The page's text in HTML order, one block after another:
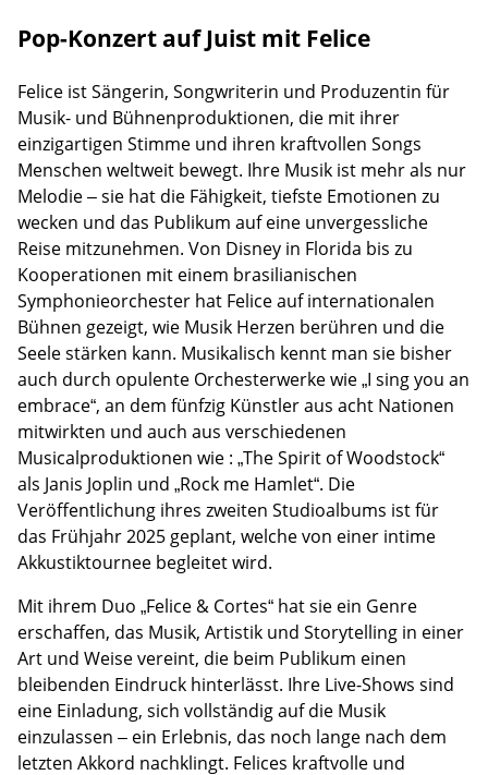
Pop-Konzert auf Juist mit Felice
Felice ist Sängerin, Songwriterin und Produzentin für
Musik- und Bühnenproduktionen, die mit ihrer
einzigartigen Stimme und ihren kraftvollen Songs
Menschen weltweit bewegt. Ihre Musik ist mehr als nur
Melodie – sie hat die Fähigkeit, tiefste Emotionen zu
wecken und das Publikum auf eine unvergessliche
Reise mitzunehmen. Von Disney in Florida bis zu
Kooperationen mit einem brasilianischen
Symphonieorchester hat Felice auf internationalen
Bühnen gezeigt, wie Musik Herzen berühren und die
Seele stärken kann. Musikalisch kennt man sie bisher
auch durch opulente Orchesterwerke wie „I sing you an
embrace“, an dem fünfzig Künstler aus acht Nationen
mitwirkten und auch aus verschiedenen
Musicalproduktionen wie : „The Spirit of Woodstock“
als Janis Joplin und „Rock me Hamlet“. Die
Veröffentlichung ihres zweiten Studioalbums ist für
das Frühjahr 2025 geplant, welche von einer intime
Akkustiktournee begleitet wird.
Mit ihrem Duo „Felice & Cortes“ hat sie ein Genre
erschaffen, das Musik, Artistik und Storytelling in einer
Art und Weise vereint, die beim Publikum einen
bleibenden Eindruck hinterlässt. Ihre Live-Shows sind
eine Einladung, sich vollständig auf die Musik
einzulassen – ein Erlebnis, das noch lange nach dem
letzten Akkord nachklingt. Felices kraftvolle und